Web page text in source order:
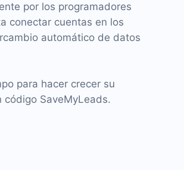
por los programadores
conectar cuentas en los
automático de datos
para hacer crecer su
código SaveMyLeads.